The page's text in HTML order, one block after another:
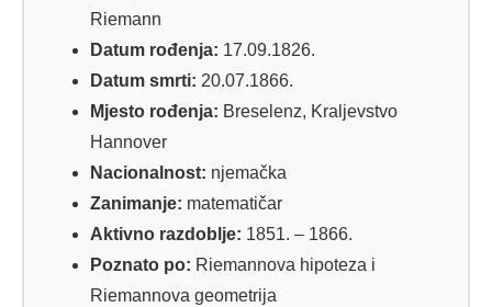
Riemann
Datum rođenja: 17.09.1826.
Datum smrti: 20.07.1866.
Mjesto rođenja: Breselenz, Kraljevstvo
Hannover
Nacionalnost: njemačka
Zanimanje: matematičar
Aktivno razdoblje: 1851. – 1866.
Poznato po: Riemannova hipoteza i
Riemannova geometrija